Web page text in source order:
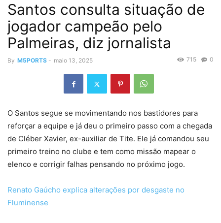
Santos consulta situação de
jogador campeão pelo
Palmeiras, diz jornalista
By M5PORTS - maio 13, 2025 0
715
O Santos segue se movimentando nos bastidores para
reforçar a equipe e já deu o primeiro passo com a chegada
de Cléber Xavier, ex-auxiliar de Tite. Ele já comandou seu
primeiro treino no clube e tem como missão mapear o
elenco e corrigir falhas pensando no próximo jogo.
Renato Gaúcho explica alterações por desgaste no
Fluminense